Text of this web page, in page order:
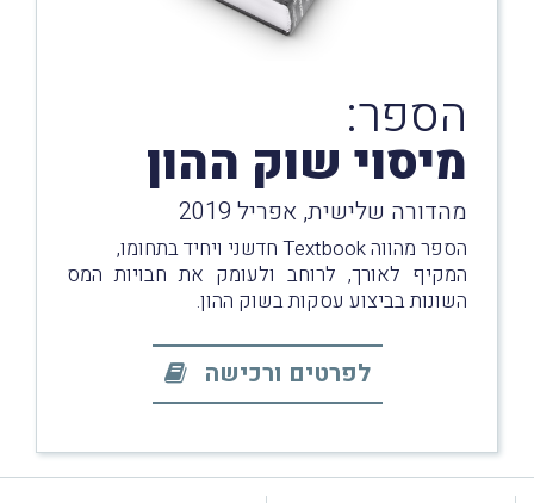
הספר:
מיסוי שוק ההון
מהדורה שלישית, אפריל 2019
הספר מהווה Textbook חדשני ויחיד בתחומו,
המקיף לאורך, לרוחב ולעומק את חבויות המס
השונות בביצוע עסקות בשוק ההון.
לפרטים ורכישה